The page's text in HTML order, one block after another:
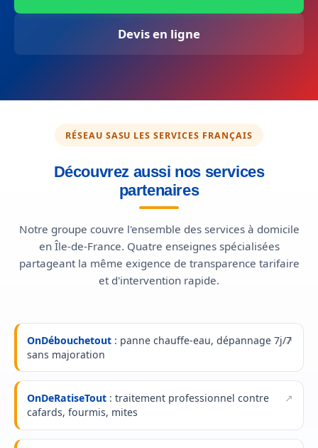
Devis en ligne
RÉSEAU SASU LES SERVICES FRANÇAIS
Découvrez aussi nos services
partenaires
Notre groupe couvre l'ensemble des services à domicile
en Île-de-France. Quatre enseignes spécialisées
partageant la même exigence de transparence tarifaire
et d'intervention rapide.
OnDébouchetout: panne chauffe-eau, dépannage 7j/7
sans majoration
OnDeRatiseTout: traitement professionnel contre
cafards, fourmis, mites